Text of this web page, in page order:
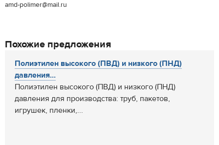
amd-polimer@mail.ru
Похожие предложения
Полиэтилен высокого (ПВД) и низкого (ПНД)
давления...
Полиэтилен высокого (ПВД) и низкого (ПНД)
давления для производства: труб, пакетов,
игрушек, пленки,...